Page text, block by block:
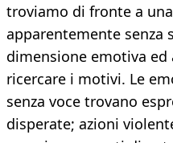
troviamo di fronte a
apparentemente senza
dimensione emotiva
ricercare i motivi. Le
senza voce trovano
disperate; azioni